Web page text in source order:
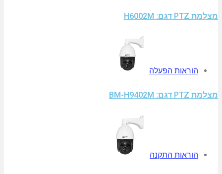
מצלמת PTZ דגם: H6002M
הוראות הפעלה
מצלמת PTZ דגם: BM-H9402M
הוראות התקנה